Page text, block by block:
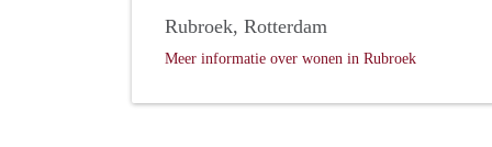
Rubroek, Rotterdam
Meer informatie over wonen in Rubroek